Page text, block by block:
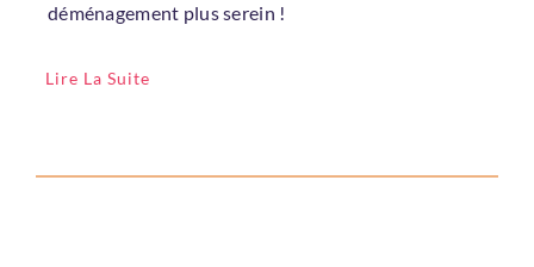
déménagement plus serein !
Lire La Suite